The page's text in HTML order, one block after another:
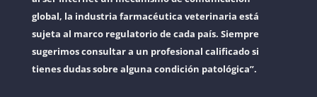
global, la industria farmacéutica veterinaria está
sujeta al marco regulatorio de cada país. Siempre
sugerimos consultar a un profesional calificado si
tienes dudas sobre alguna condición patológica”.